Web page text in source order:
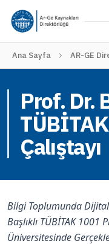
Ana Sayfa AR-GE
Prof. Dr.
Çalıştayı
Bilgi Toplumunda
Başlıklı TÜBİTAK 1001
Üniversitesinde